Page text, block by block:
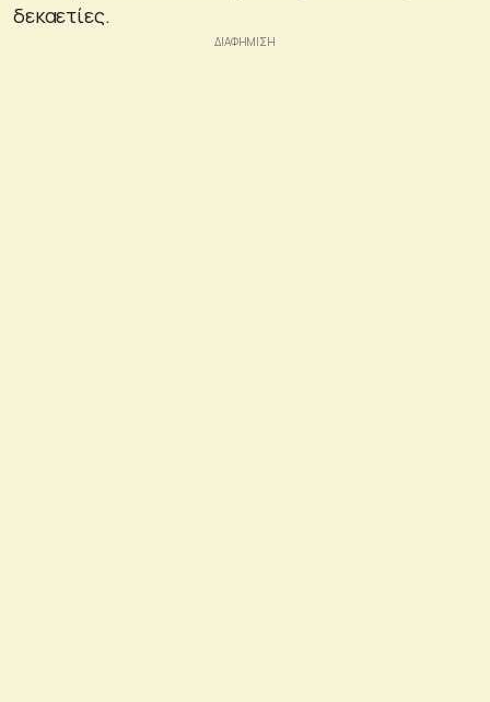
δεκαετίες.